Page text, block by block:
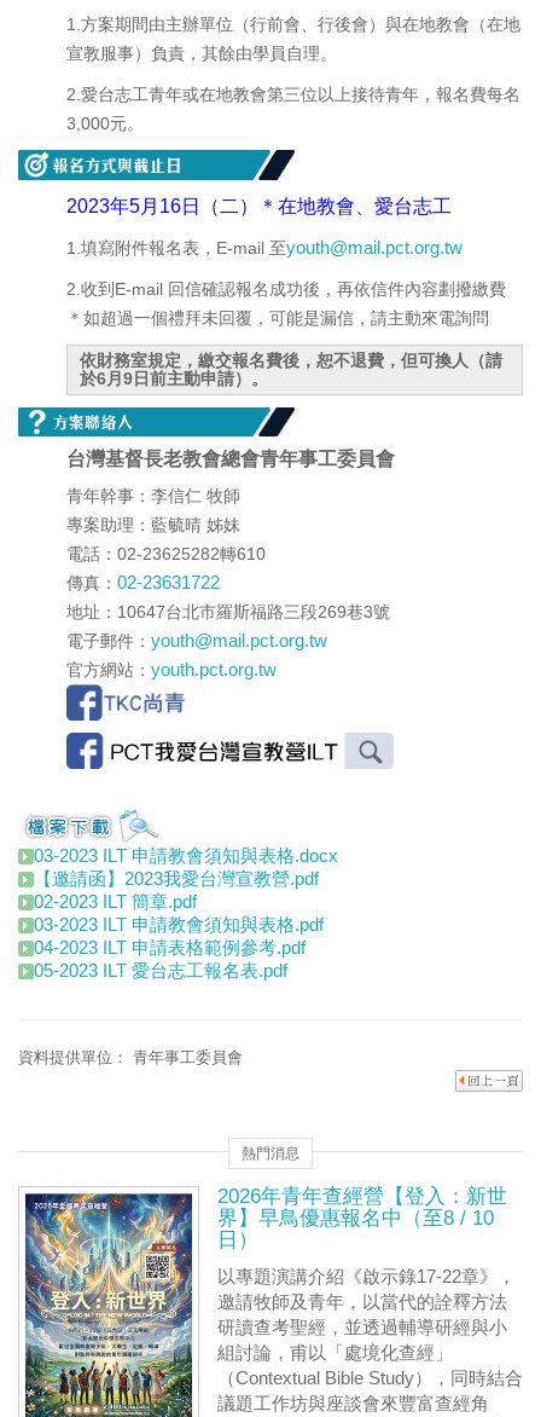
1.方案期間由主辦單位（行前會、行後會）與在地教會（在地
宣教服事）負責，其餘由學員自理。
2.愛台志工青年或在地教會第三位以上接待青年，報名費每名
3,000元。
2023年5月16日（二）＊在地教會、愛台志工
1.填寫附件報名表，E-mail 至youth@mail.pct.org.tw
2.收到E-mail 回信確認報名成功後，再依信件內容劃撥繳費
＊如超過一個禮拜未回覆，可能是漏信，請主動來電詢問
依財務室規定，繳交報名費後，恕不退費，但可換人（請
於6月9日前主動申請）。
台灣基督長老教會總會青年事工委員會
青年幹事：李信仁 牧師
專案助理：藍毓晴 姊妹
電話：02-23625282轉610
傳真： 02-23631722
地址：10647台北市羅斯福路三段269巷3號
電子郵件： youth@mail.pct.org.tw
官方網站： youth.pct.org.tw
03-2023 ILT 申請教會須知與表格.docx
【邀請函】2023我愛台灣宣教營.pdf
02-2023 ILT 簡章.pdf
03-2023 ILT 申請教會須知與表格.pdf
04-2023 ILT 申請表格範例參考.pdf
05-2023 ILT 愛台志工報名表.pdf
資料提供單位： 青年事工委員會
熱門消息
2026年青年查經營【登入：新世
界】早鳥優惠報名中（至8 / 10
日）
以專題演講介紹《啟示錄17-22章》，
邀請牧師及青年，以當代的詮釋方法
研讀查考聖經，並透過輔導研經與小
組討論，甫以「處境化查經」
（Contextual Bible Study），同時結合
議題工作坊與座談會來豐富查經角